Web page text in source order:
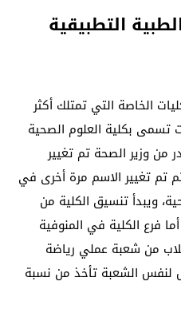
التطبيقية
الخاصة التي تمتلك أكثر
بكلية العلوم الصحية
صادر من وزير الصحة تم تغيير
تم تغيير الاسم مرة أخرى في
ويبدأ تنسيق الكلية من
أما فرع الكلية في المنوفية
من شعبة عملي رياضة
فاروس لنفس الشعبة تأخذ من نسبة